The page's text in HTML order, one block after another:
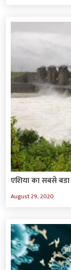
एशिया का सबसे
August 29, 2020